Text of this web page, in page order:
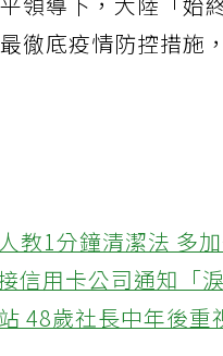
領導下，大陸「始
徹底疫情防控措施
教1分鐘清潔法 多
信用卡公司通知「
48歲社長中年後重